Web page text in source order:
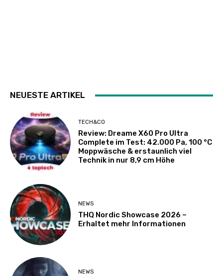
NEUESTE ARTIKEL
TECH&CO
Review: Dreame X60 Pro Ultra
Complete im Test: 42.000 Pa, 100 °C
Moppwäsche & erstaunlich viel
Technik in nur 8,9 cm Höhe
NEWS
THQ Nordic Showcase 2026 –
Erhaltet mehr Informationen
NEWS